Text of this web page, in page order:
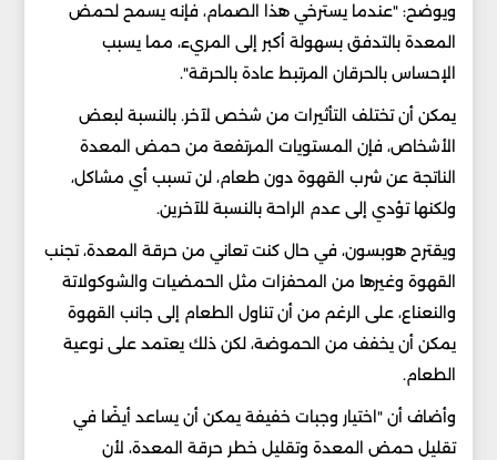
ويوضح: "عندما يسترخي هذا الصمام، فإنه يسمح لحمض
‏المعدة بالتدفق بسهولة أكبر إلى المريء، مما يسبب
الإحساس ‏بالحرقان المرتبط عادة بالحرقة". ‏
يمكن أن تختلف التأثيرات من شخص لآخر. بالنسبة لبعض
‏الأشخاص، فإن المستويات المرتفعة من حمض المعدة
الناتجة ‏عن شرب القهوة دون طعام، لن تسبب أي مشاكل،
ولكنها ‏تؤدي إلى عدم الراحة بالنسبة للآخرين. ‏
ويقترح هوبسون، في حال كنت تعاني من حرقة المعدة، تجنب
‏القهوة وغيرها من المحفزات مثل الحمضيات والشوكولاتة
‏والنعناع، على الرغم من أن تناول الطعام إلى جانب القهوة
‏يمكن أن يخفف من الحموضة، لكن ذلك يعتمد على نوعية
‏الطعام.‏
وأضاف أن "اختيار وجبات خفيفة يمكن أن يساعد أيضًا في
‏تقليل حمض المعدة وتقليل خطر حرقة المعدة، لأن